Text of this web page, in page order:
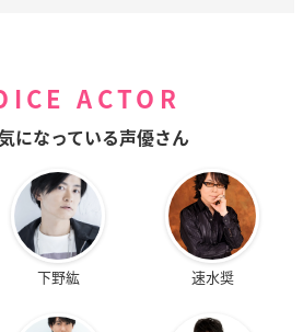
ACTOR
になっている声優さん
下野紘 速水奨